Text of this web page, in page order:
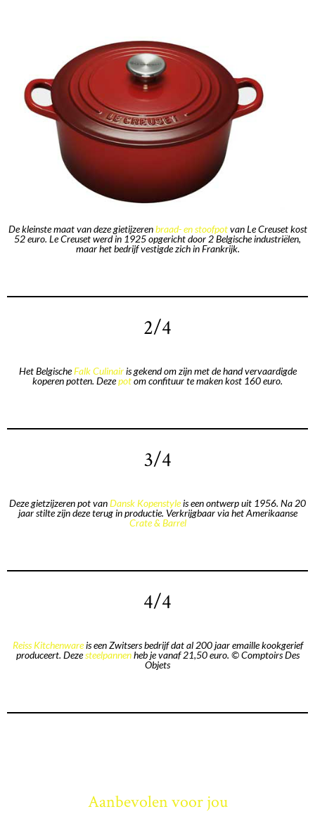
De kleinste maat van deze gietijzerenbraad- en stoofpotvan Le Creuset kost
52 euro. Le Creuset werd in 1925 opgericht door 2 Belgische industriëlen,
maar het bedrijf vestigde zich in Frankrijk.
2/4
Het BelgischeFalk Culinairis gekend om zijn met de hand vervaardigde
koperen potten. Dezepotom confituur te maken kost 160 euro.
3/4
Deze gietzijzeren pot vanDansk Kopenstyleis een ontwerp uit 1956. Na 20
jaar stilte zijn deze terug in productie. Verkrijgbaar via het Amerikaanse
Crate & Barrel
4/4
Reiss Kitchenwareis een Zwitsers bedrijf dat al 200 jaar emaille kookgerief
produceert. Dezesteelpannenheb je vanaf 21,50 euro. © Comptoirs Des
Objets
Aanbevolen voor jou